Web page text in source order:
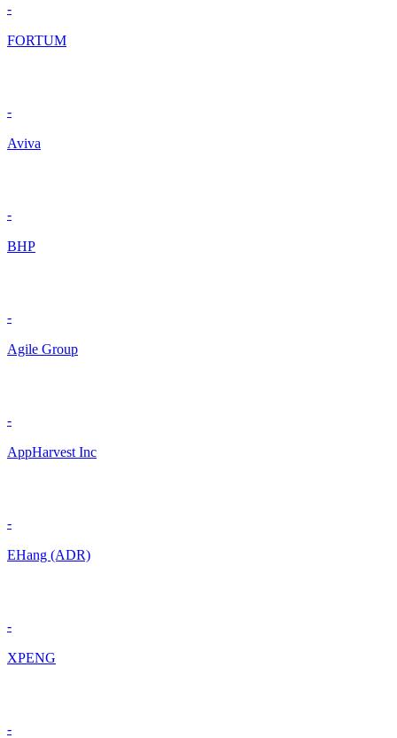
-
FORTUM
-
Aviva
-
BHP
-
Agile Group
-
AppHarvest Inc
-
EHang (ADR)
-
XPENG
-